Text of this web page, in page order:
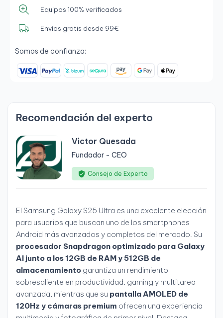
Equipos 100% verificados
Envíos gratis desde 99€
Somos de confianza:
Recomendación del experto
Victor Quesada
Fundador - CEO
Consejo de Experto
El Samsung Galaxy S25 Ultra es una excelente elección
para usuarios que buscan uno de los smartphones
Android más avanzados y completos del mercado. Su
procesador Snapdragon optimizado para Galaxy
AI junto a los 12GB de RAM y 512GB de
almacenamiento garantiza un rendimiento
sobresaliente en productividad, gaming y multitarea
avanzada, mientras que su pantalla AMOLED de
120Hz y cámaras premium ofrecen una experiencia